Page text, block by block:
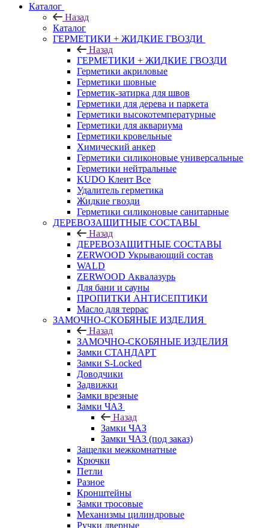
Каталог
Назад
Каталог
ГЕРМЕТИКИ + ЖИДКИЕ ГВОЗДИ
Назад
ГЕРМЕТИКИ + ЖИДКИЕ ГВОЗДИ
Герметики акриловые
Герметики шовные
Герметик-затирка для швов
Герметики для дерева и паркета
Герметики высокотемпературные
Герметики для аквариума
Герметики кровельные
Химический анкер
Герметики силиконовые универсальные
Герметики нейтральные
KUDO Клеит Все
Удалитель герметика
Жидкие гвозди
Герметики силиконовые санитарные
ДЕРЕВОЗАЩИТНЫЕ СОСТАВЫ
Назад
ДЕРЕВОЗАЩИТНЫЕ СОСТАВЫ
ZERWOOD Укрывающий состав
WALD
ZERWOOD Аквалазурь
Для бани и сауны
ПРОПИТКИ АНТИСЕПТИКИ
Масло для террас
ЗАМОЧНО-СКОБЯНЫЕ ИЗДЕЛИЯ
Назад
ЗАМОЧНО-СКОБЯНЫЕ ИЗДЕЛИЯ
Замки СТАНДАРТ
Замки S-Locked
Доводчики
Задвижки
Замки врезные
Замки ЧАЗ
Назад
Замки ЧАЗ
Замки ЧАЗ (под заказ)
Защелки межкомнатные
Крючки
Петли
Разное
Кронштейны
Замки тросовые
Механизмы цилиндровые
Ручки дверные